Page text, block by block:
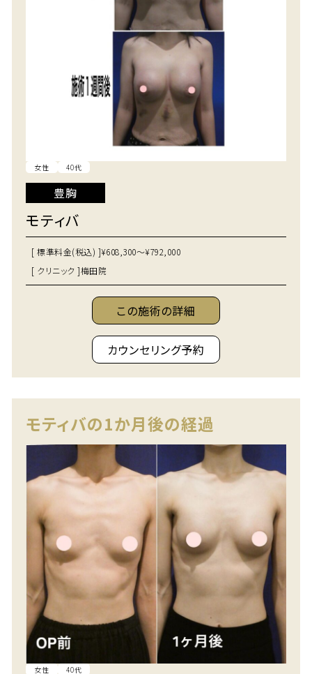
女性 40代
豊胸
モティバ
[ 標準料金(税込) ]¥608,300～¥792,000
[ クリニック ]梅田院
この施術の詳細
カウンセリング予約
モティバの1か月後の経過
女性 40代